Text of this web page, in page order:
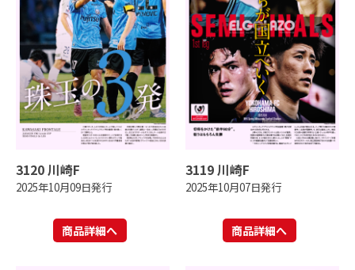
3120 川崎F
2025年10月09日発行
商品詳細へ
3119 川崎F
2025年10月07日発行
商品詳細へ